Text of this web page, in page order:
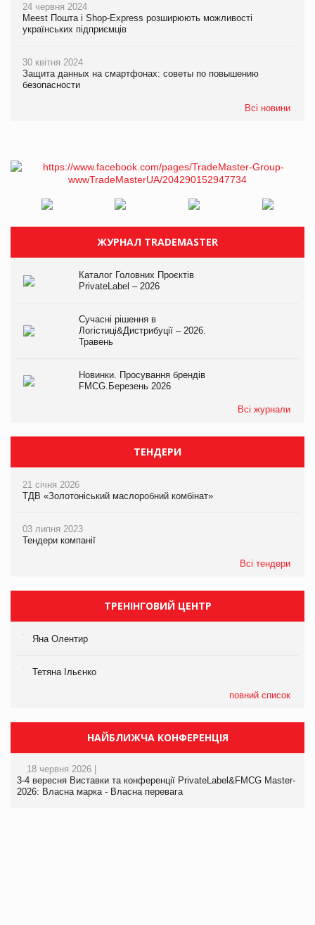
24 червня 2024
Meest Пошта і Shop-Express розширюють можливості
українських підприємців
30 квітня 2024
Защита данных на смартфонах: советы по повышению
безопасности
Всі новини
ЖУРНАЛ TRADEMASTER
Каталог Головних Проєктів
PrivateLabel – 2026
Сучасні рішення в
Логістиці&Дистрибуції – 2026.
Травень
Новинки. Просування брендів
FMCG.Березень 2026
Всі журнали
ТЕНДЕРИ
21 січня 2026
ТДВ «Золотоніський маслоробний комбінат»
03 липня 2023
Тендери компанії
Всі тендери
ТРЕНІНГОВИЙ ЦЕНТР
Яна Олентир
Тетяна Ільєнко
повний список
НАЙБЛИЖЧА КОНФЕРЕНЦІЯ
18 червня 2026 |
3-4 вересня Виставки та конференції PrivateLabel&FMCG Master-
2026: Власна марка - Власна перевага